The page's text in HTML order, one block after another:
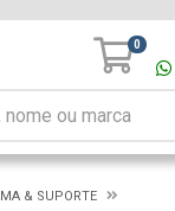
0
& SUPORTE